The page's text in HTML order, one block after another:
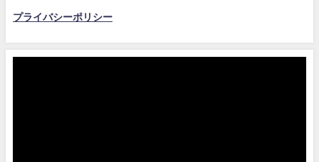
プライバシーポリシー